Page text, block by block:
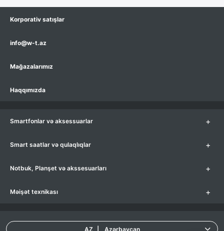
Korporativ satışlar
info@w-t.az
Mağazalarımız
Haqqımızda
Smartfonlar və aksessuarlar +
Smart saatlar və qulaqlıqlar +
Notbuk, Planşet və akssesuarları +
Məişət texnikası +
AZ Azərbaycan